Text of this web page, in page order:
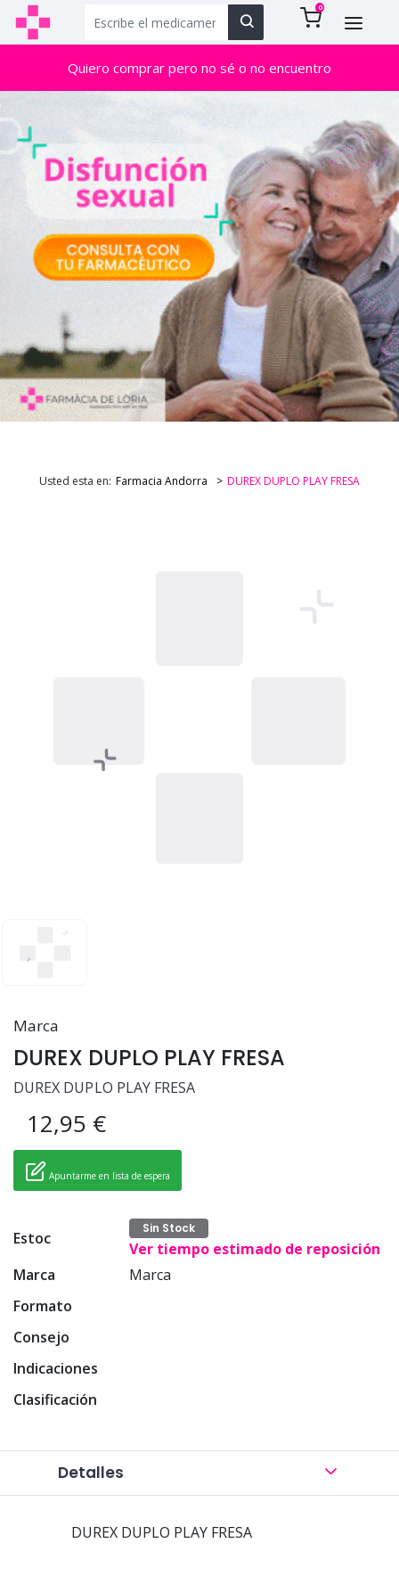
0
Quiero comprar pero no sé o no encuentro
Usted esta en: Farmacia Andorra DUREX DUPLO PLAY FRESA
Marca
DUREX DUPLO PLAY FRESA
DUREX DUPLO PLAY FRESA
12,95 €
Apuntarme en lista de espera
Estoc
Sin Stock
Ver tiempo estimado de reposición
Marca
Marca
Formato
Consejo
Indicaciones
Clasificación
Detalles
DUREX DUPLO PLAY FRESA